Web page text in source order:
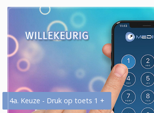
4a. Keuze - Druk op toets 1 +